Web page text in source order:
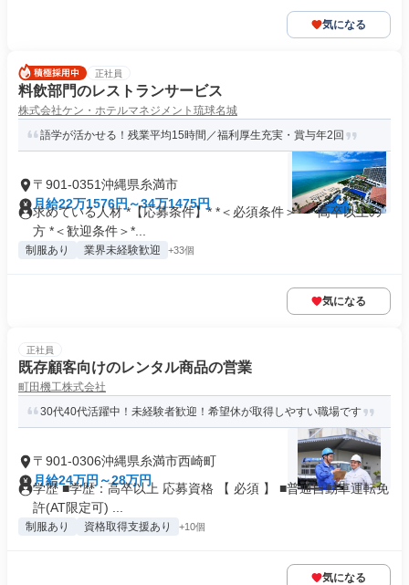
気になる
正社員
料飲部門のレストランサービス
株式会社ケン・ホテルマネジメント琉球名城
語学が活かせる！残業平均15時間／福利厚生充実・賞与年2回
〒901-0351沖縄県糸満市
月給22万1576円～34万1475円
求めている人材 *【応募条件】* *＜必須条件＞* ・高卒以上の
方 *＜歓迎条件＞*...
制服あり 業界未経験歓迎 +33個
気になる
正社員
既存顧客向けのレンタル商品の営業
町田機工株式会社
30代40代活躍中！未経験者歓迎！希望休が取得しやすい職場です
〒901-0306沖縄県糸満市西崎町
月給24万円～28万円
学歴 ■学歴：高卒以上 応募資格 【 必須 】 ■普通自動車運転免
許(AT限定可) ...
制服あり 資格取得支援あり +10個
気になる